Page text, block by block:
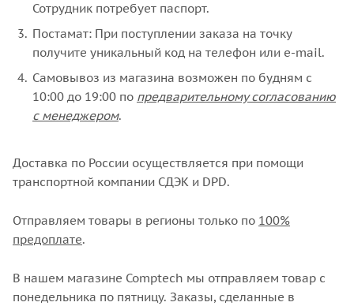
Сотрудник потребует паспорт.
Постамат: При поступлении заказа на точку
получите уникальный код на телефон или e-mail.
Самовывоз из магазина возможен по будням с
10:00 до 19:00 по предварительному согласованию
с менеджером.
Доставка по России осуществляется при помощи
транспортной компании СДЭК и DPD.
Отправляем товары в регионы только по 100%
предоплате.
В нашем магазине Comptech мы отправляем товар с
понедельника по пятницу. Заказы, сделанные в